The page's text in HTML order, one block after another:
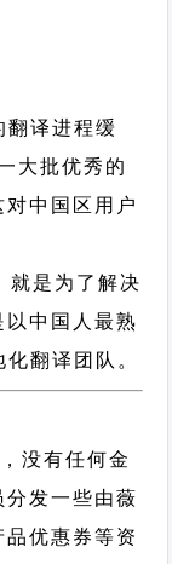
译进程缓
大批优秀的
中国区用户
就是为了解决
中国人最熟
翻译团队。
没有任何金
发一些由薇
优惠券等资